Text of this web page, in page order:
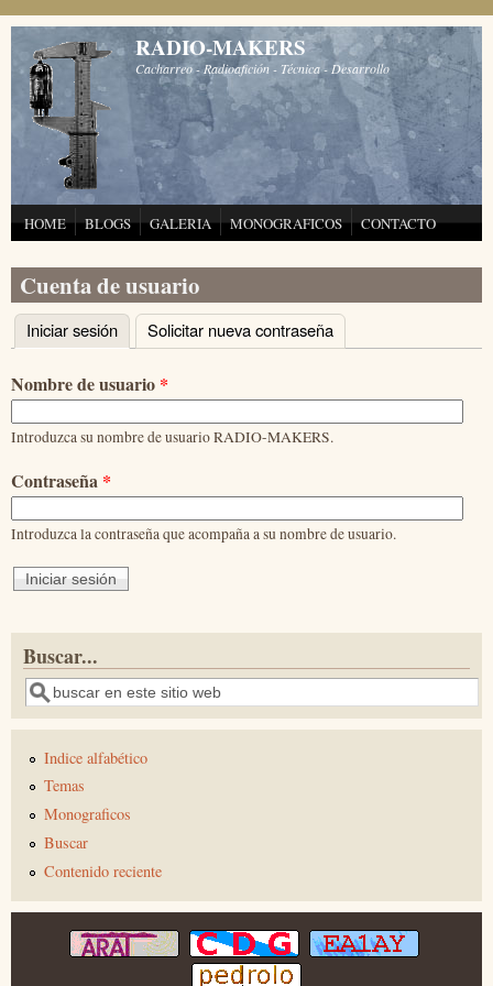
Pasar al contenido principal
RADIO-MAKERS
Cacharreo - Radioafición - Técnica - Desarrollo
HOME BLOGS GALERIA MONOGRAFICOS CONTACTO
Cuenta de usuario
Solapas principales
Iniciar sesión (solapa activa)
Solicitar nueva contraseña
Nombre de usuario *
Introduzca su nombre de usuario RADIO-MAKERS.
Contraseña *
Introduzca la contraseña que acompaña a su nombre de usuario.
Buscar...
Buscar
Indice alfabético
Temas
Monograficos
Buscar
Contenido reciente